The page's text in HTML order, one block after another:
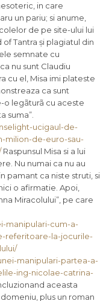
in care
un pariu; si anume,
de pe site-ului lui
Tantra și plagiatul din
semnate cu
nu sunt Claudiu
cu el, Misa imi plateste
ca sunt
o legãturã cu aceste
suma”
ucigaul-de-
milion-de-euro-sau-
Raspunsul Misa si a lui
Nu numai ca nu au
pamant ca niste struti, si
o afirmatie. Apoi,
Miracolului”, pe care
manipulari-cum-a-
referitoare-la-jocurile-
manipulari-partea-a-
ing-nicolae-catrina-
aceasta
plus un roman